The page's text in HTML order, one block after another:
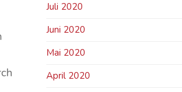
Juli 2020
Juni 2020
Mai 2020
April 2020